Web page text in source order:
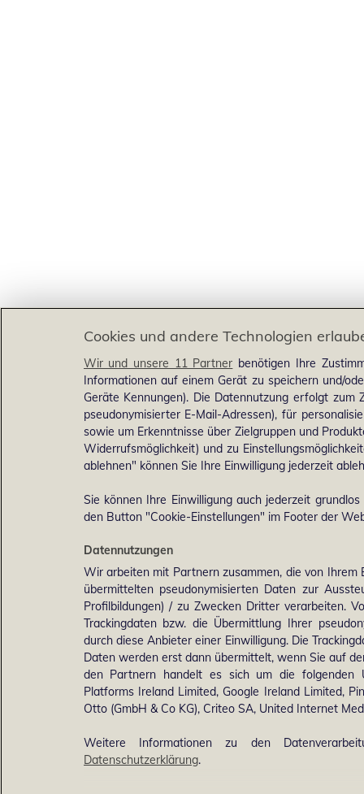
Cookies und andere Technologien
Wir und unsere 11 Partner benötigen Ihre
Informationen auf einem Gerät zu speichern und/
Geräte Kennungen). Die Datennutzung erfolgt
pseudonymisierter E-Mail-Adressen), für
sowie um Erkenntnisse über Zielgruppen und
Widerrufsmöglichkeit) und zu
ablehnen" können Sie Ihre Einwilligung jederzeit
Sie können Ihre Einwilligung auch jederzeit
den Button "Cookie-Einstellungen" im Footer der
Datennutzungen
Wir arbeiten mit Partnern zusammen, die von Ihrem
übermittelten pseudonymisierten Daten zur
Profilbildungen) / zu Zwecken Dritter verarbeiten.
Trackingdaten bzw. die Übermittlung Ihrer
durch diese Anbieter einer Einwilligung. Die
Daten werden erst dann übermittelt, wenn Sie auf
den Partnern handelt es sich um die folgenden
Platforms Ireland Limited, Google Ireland Limited,
Otto (GmbH & Co KG), Criteo SA, United Internet
Weitere Informationen zu den
Datenschutzerklärung.